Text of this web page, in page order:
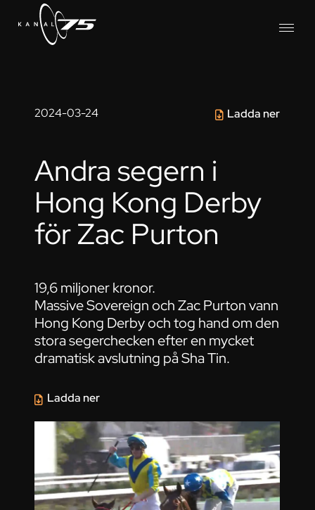
2024-03-24 Ladda ner
Andra segern i
Hong Kong Derby
för Zac Purton
19,6 miljoner kronor.
Massive Sovereign och Zac Purton vann
Hong Kong Derby och tog hand om den
stora segerchecken efter en mycket
dramatisk avslutning på Sha Tin.
Ladda ner